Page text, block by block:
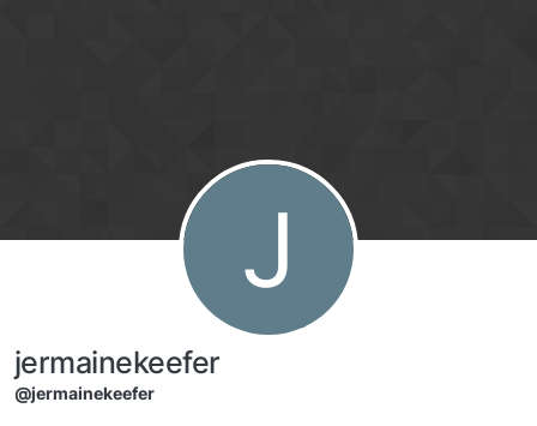
J
jermainekeefer
@jermainekeefer